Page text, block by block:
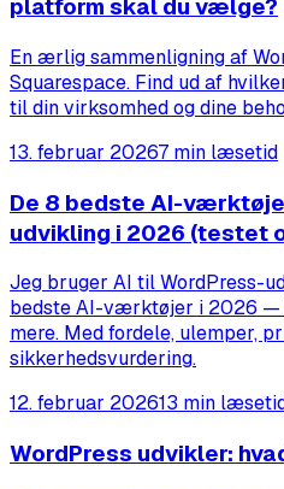
platform skal du vælge?
En ærlig sammenligning af
Squarespace. Find ud af
til din virksomhed og dine
13. februar 20267 min læsetid
De 8 bedste AI-
udvikling i 2026 (testet
Jeg bruger AI til WordPress-
bedste AI-værktøjer i 2026 —
mere. Med fordele, ulemper,
sikkerhedsvurdering.
12. februar 202613 min
WordPress udvikler: